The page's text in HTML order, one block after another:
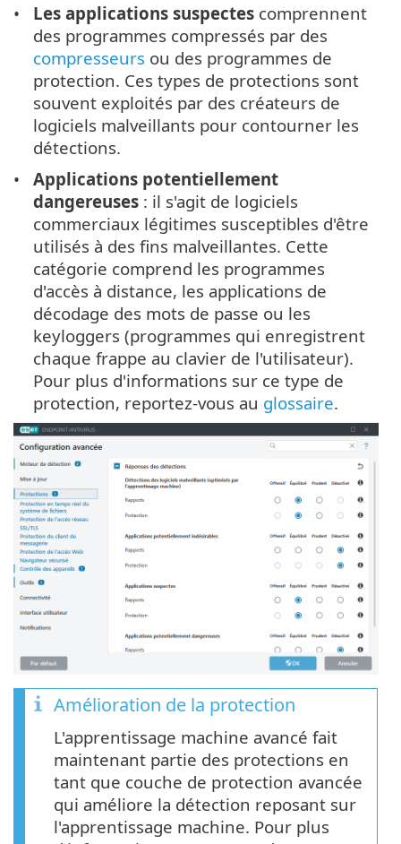
Les applications suspectes comprennent
des programmes compressés par des
compresseurs ou des programmes de
protection. Ces types de protections sont
souvent exploités par des créateurs de
logiciels malveillants pour contourner les
détections.
Applications potentiellement
dangereuses : il s'agit de logiciels
commerciaux légitimes susceptibles d'être
utilisés à des fins malveillantes. Cette
catégorie comprend les programmes
d'accès à distance, les applications de
décodage des mots de passe ou les
keyloggers (programmes qui enregistrent
chaque frappe au clavier de l'utilisateur).
Pour plus d'informations sur ce type de
protection, reportez-vous au glossaire.
Amélioration de la protection
L'apprentissage machine avancé fait
maintenant partie des protections en
tant que couche de protection avancée
qui améliore la détection reposant sur
l'apprentissage machine. Pour plus